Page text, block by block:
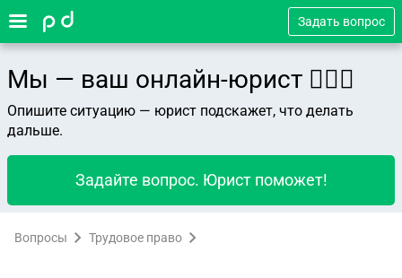
Задать вопрос
Мы — ваш онлайн-юрист 👨🏻‍⚖️
Опишите ситуацию — юрист подскажет, что делать
дальше.
Задайте вопрос. Юрист поможет!
Вопросы Трудовое право